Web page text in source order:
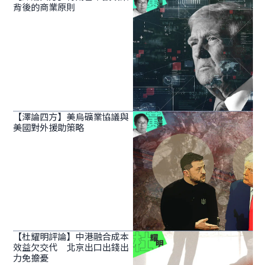
背後的商業原則
【澤論四方】美烏礦業協議與
美國對外援助策略
【杜耀明評論】中港融合成本
效益欠交代 北京出口出錢出
力免擔憂